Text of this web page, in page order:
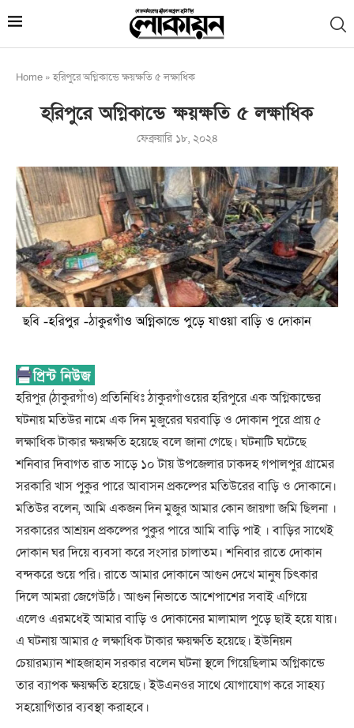
Home »হরিপুরে অগ্নিকান্ডে ক্ষয়ক্ষতি ৫ লক্ষাধিক
হরিপুরে অগ্নিকান্ডে ক্ষয়ক্ষতি ৫ লক্ষাধিক
ফেব্রুয়ারি ১৮, ২০২৪
হরিপুর (ঠাকুরগাঁও) প্রতিনিধিঃ ঠাকুরগাঁওয়ের হরিপুরে এক অগ্নিকান্ডের
ঘটনায় মতিউর নামে এক দিন মুজুরের ঘরবাড়ি ও দোকান পুরে প্রায় ৫
লক্ষাধিক টাকার ক্ষয়ক্ষতি হয়েছে বলে জানা গেছে। ঘটনাটি ঘটেছে
শনিবার দিবাগত রাত সাড়ে ১০ টায় উপজেলার ঢাকদহ গপালপুর গ্রামের
সরকারি খাস পুকুর পারে আবাসন প্রকল্পের মতিউরের বাড়ি ও দোকানে।
মতিউর বলেন, আমি একজন দিন মুজুর আমার কোন জায়গা জমি ছিলনা ।
সরকারের আশ্রয়ন প্রকল্পের পুকুর পারে আমি বাড়ি পাই । বাড়ির সাথেই
দোকান ঘর দিয়ে ব্যবসা করে সংসার চালাতম। শনিবার রাতে দোকান
বন্দকরে শুয়ে পরি। রাতে আমার দোকানে আগুন দেখে মানুষ চিৎকার
দিলে আমরা জেগেউঠি। আগুন নিভাতে আশেপাশের সবাই এগিয়ে
এলেও এরমধেই আমার বাড়ি ও দোকানের মালামাল পুড়ে ছাই হয়ে যায়।
এ ঘটনায় আমার ৫ লক্ষাধিক টাকার ক্ষয়ক্ষতি হয়েছে। ইউনিয়ন
চেয়ারম্যান শাহজাহান সরকার বলেন ঘটনা স্থলে গিয়েছিলাম অগ্নিকান্ডে
তার ব্যাপক ক্ষয়ক্ষতি হয়েছে। ইউএনওর সাথে যোগাযোগ করে সাহয্য
সহয়োগিতার ব্যবস্থা করাহবে।